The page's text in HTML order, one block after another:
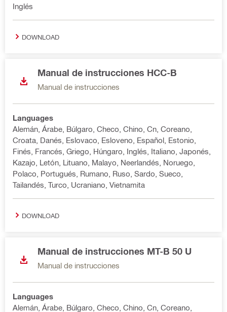
Inglés
DOWNLOAD
Manual de instrucciones HCC-B
Manual de instrucciones
Languages
Alemán, Árabe, Búlgaro, Checo, Chino, Cn, Coreano,
Croata, Danés, Eslovaco, Esloveno, Español, Estonio,
Finés, Francés, Griego, Húngaro, Inglés, Italiano, Japonés,
Kazajo, Letón, Lituano, Malayo, Neerlandés, Noruego,
Polaco, Portugués, Rumano, Ruso, Sardo, Sueco,
Tailandés, Turco, Ucraniano, Vietnamita
DOWNLOAD
Manual de instrucciones MT-B 50 U
Manual de instrucciones
Languages
Alemán, Árabe, Búlgaro, Checo, Chino, Cn, Coreano,